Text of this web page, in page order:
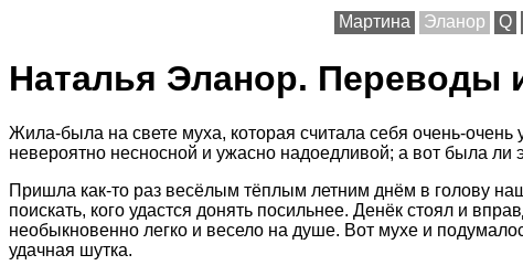
Мартина Эланор Q
Наталья Эланор. Переводы
Жила-была на свете муха, которая считала себя очень-
невероятно несносной и ужасно надоедливой; а вот была
Пришла как-то раз весёлым тёплым летним днём в голову
поискать, кого удастся донять посильнее. Денёк стоял и
необыкновенно легко и весело на душе. Вот мухе и
удачная шутка.